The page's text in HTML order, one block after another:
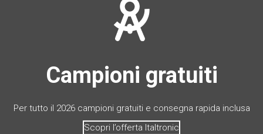
Campioni gratuiti
Per tutto il 2026 campioni gratuiti e consegna rapida inclusa
Scopri l’offerta Italtronic